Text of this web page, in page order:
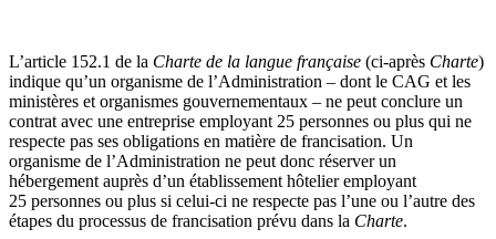
L’article 152.1 de la Charte de la langue française (ci-après Charte)
indique qu’un organisme de l’Administration – dont le CAG et les
ministères et organismes gouvernementaux – ne peut conclure un
contrat avec une entreprise employant 25 personnes ou plus qui ne
respecte pas ses obligations en matière de francisation. Un
organisme de l’Administration ne peut donc réserver un
hébergement auprès d’un établissement hôtelier employant
25 personnes ou plus si celui-ci ne respecte pas l’une ou l’autre des
étapes du processus de francisation prévu dans la Charte.